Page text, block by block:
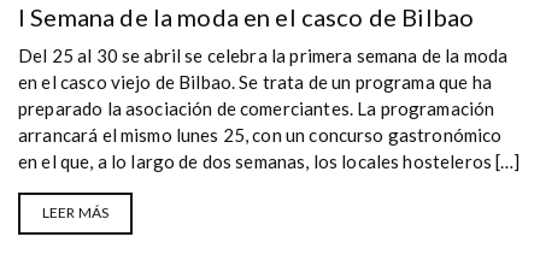
I Semana de la moda en el casco de Bilbao
Del 25 al 30 se abril se celebra la primera semana de la moda
en el casco viejo de Bilbao. Se trata de un programa que ha
preparado la asociación de comerciantes. La programación
arrancará el mismo lunes 25, con un concurso gastronómico
en el que, a lo largo de dos semanas, los locales hosteleros […]
LEER MÁS